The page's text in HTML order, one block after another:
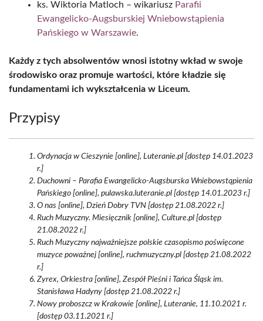
ks. Wiktoria Matloch – wikariusz Parafii
Ewangelicko-Augsburskiej Wniebowstąpienia
Pańskiego w Warszawie.
Każdy z tych absolwentów wnosi istotny wkład w swoje
środowisko oraz promuje wartości, które kładzie się
fundamentami ich wykształcenia w Liceum.
Przypisy
Ordynacja w Cieszynie [online], Luteranie.pl [dostęp 14.01.2023
r.]
Duchowni – Parafia Ewangelicko-Augsburska Wniebowstąpienia
Pańskiego [online], pulawska.luteranie.pl [dostęp 14.01.2023 r.]
O nas [online], Dzień Dobry TVN [dostęp 21.08.2022 r.]
Ruch Muzyczny. Miesięcznik [online], Culture.pl [dostęp
21.08.2022 r.]
Ruch Muzyczny najważniejsze polskie czasopismo poświęcone
muzyce poważnej [online], ruchmuzyczny.pl [dostęp 21.08.2022
r.]
Zyrex, Orkiestra [online], Zespół Pieśni i Tańca Śląsk im.
Stanisława Hadyny [dostęp 21.08.2022 r.]
Nowy proboszcz w Krakowie [online], Luteranie, 11.10.2021 r.
[dostęp 03.11.2021 r.]